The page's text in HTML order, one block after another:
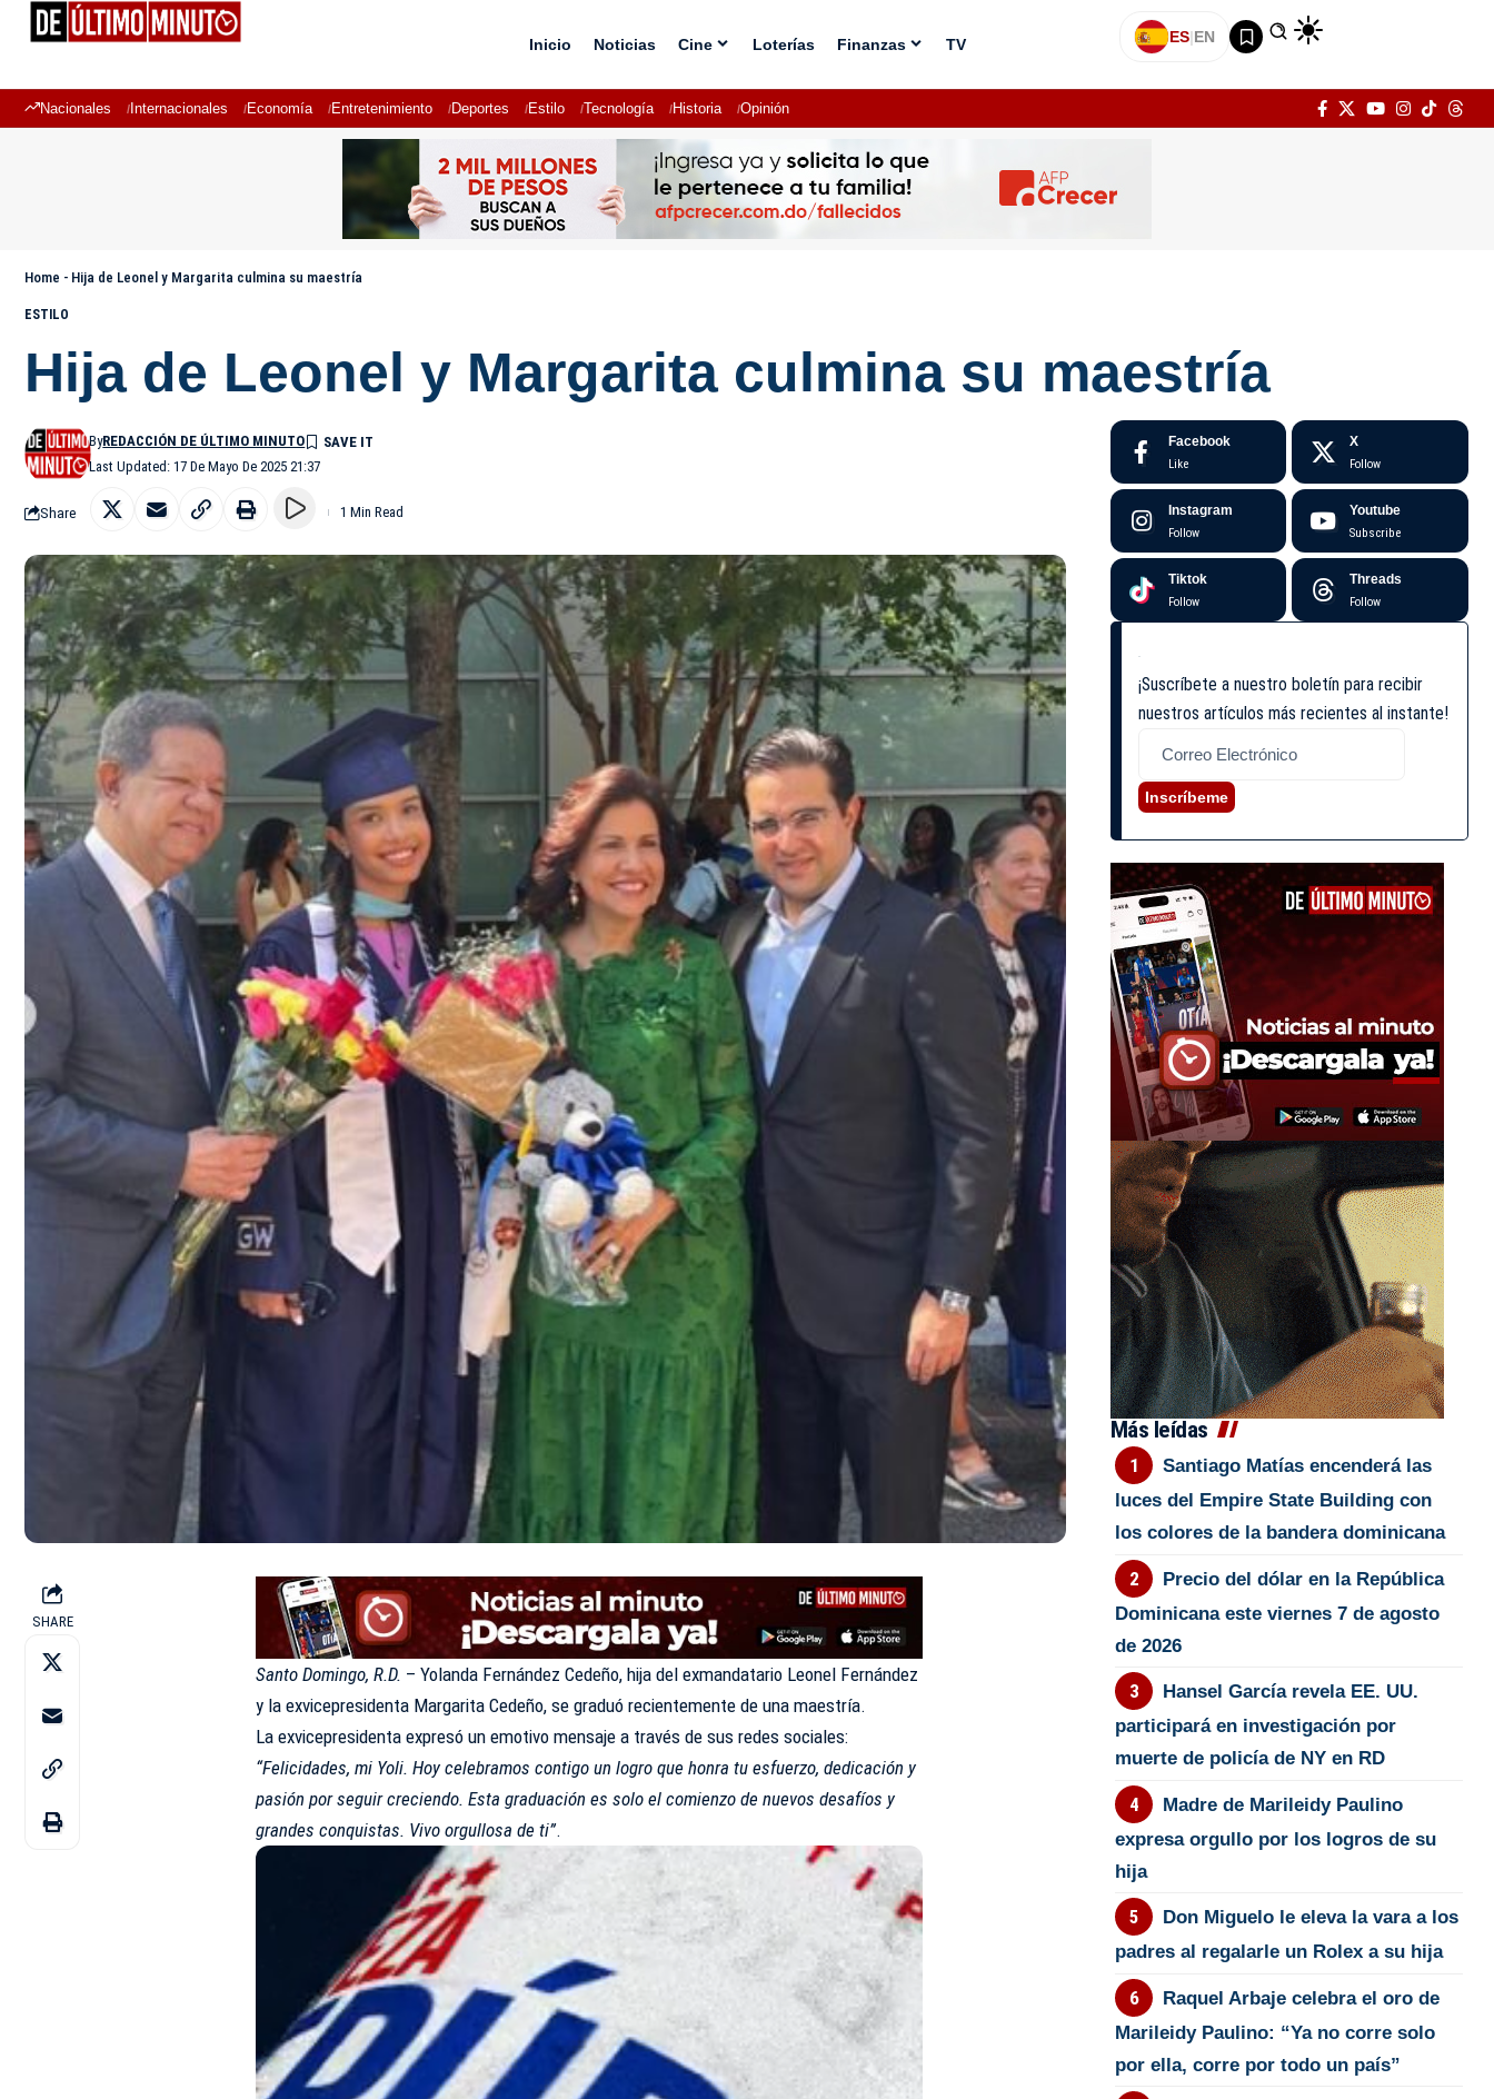
Inicio Noticias Cine Loterías Finanzas TV ES|EN
Nacionales Internacionales Economía Entretenimiento Deportes Estilo Tecnología Historia Opinión
Home - Hija de Leonel y Margarita culmina su maestría
ESTILO
Hija de Leonel y Margarita culmina su maestría
Last Updated: 17 De Mayo De 2025 21:37
ByREDACCIÓN DE ÚLTIMO MINUTO
Share 1 Min Read
SHARE
Santo Domingo, R.D. – Yolanda Fernández Cedeño, hija del exmandatario Leonel Fernández
y la exvicepresidenta Margarita Cedeño, se graduó recientemente de una maestría.
La exvicepresidenta expresó un emotivo mensaje a través de sus redes sociales:
“Felicidades, mi Yoli. Hoy celebramos contigo un logro que honra tu esfuerzo, dedicación y
pasión por seguir creciendo. Esta graduación es solo el comienzo de nuevos desafíos y
grandes conquistas. Vivo orgullosa de ti”.
Facebook
Like
X
Follow
Instagram
Follow
Youtube
Subscribe
Tiktok
Follow
Threads
Follow
¡Suscríbete a nuestro boletín para recibir
nuestros artículos más recientes al instante!
Inscríbeme
Más leídas
Santiago Matías encenderá las
luces del Empire State Building con
los colores de la bandera dominicana
Precio del dólar en la República
Dominicana este viernes 7 de agosto
de 2026
Hansel García revela EE. UU.
participará en investigación por
muerte de policía de NY en RD
Madre de Marileidy Paulino
expresa orgullo por los logros de su
hija
Don Miguelo le eleva la vara a los
padres al regalarle un Rolex a su hija
Raquel Arbaje celebra el oro de
Marileidy Paulino: “Ya no corre solo
por ella, corre por todo un país”